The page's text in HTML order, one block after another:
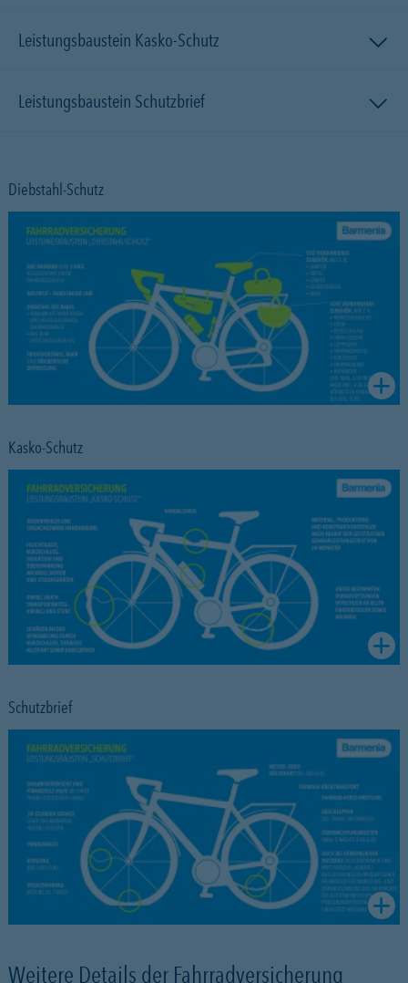
Leistungsbaustein Kasko-Schutz
Leistungsbaustein Schutzbrief
Diebstahl-Schutz
Kasko-Schutz
Schutzbrief
Weitere Details der Fahrradversicherung